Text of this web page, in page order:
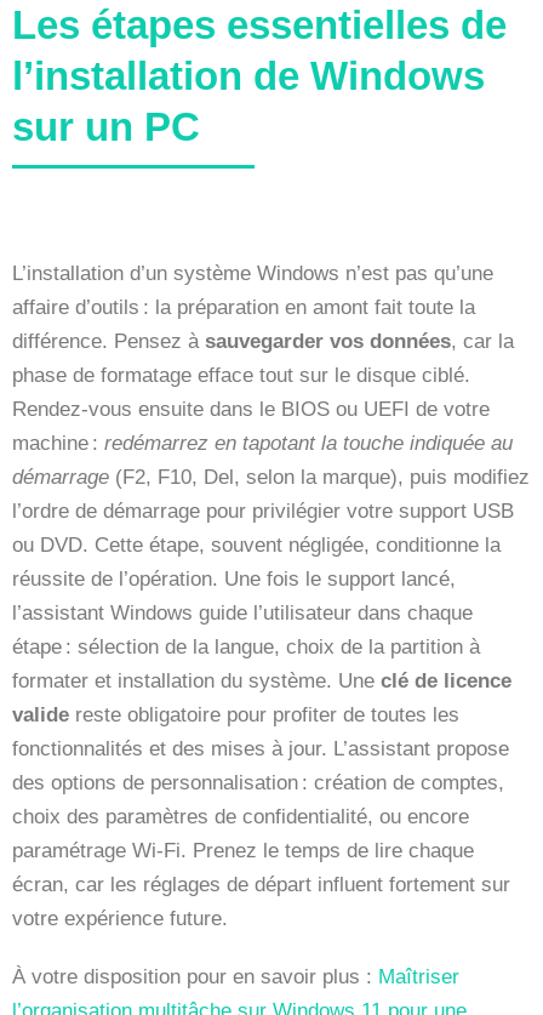
Les étapes essentielles de
l’installation de Windows
sur un PC
L’installation d’un système Windows n’est pas qu’une
affaire d’outils : la préparation en amont fait toute la
différence. Pensez à sauvegarder vos données, car la
phase de formatage efface tout sur le disque ciblé.
Rendez-vous ensuite dans le BIOS ou UEFI de votre
machine : redémarrez en tapotant la touche indiquée au
démarrage (F2, F10, Del, selon la marque), puis modifiez
l’ordre de démarrage pour privilégier votre support USB
ou DVD. Cette étape, souvent négligée, conditionne la
réussite de l’opération. Une fois le support lancé,
l’assistant Windows guide l’utilisateur dans chaque
étape : sélection de la langue, choix de la partition à
formater et installation du système. Une clé de licence
valide reste obligatoire pour profiter de toutes les
fonctionnalités et des mises à jour. L’assistant propose
des options de personnalisation : création de comptes,
choix des paramètres de confidentialité, ou encore
paramétrage Wi-Fi. Prenez le temps de lire chaque
écran, car les réglages de départ influent fortement sur
votre expérience future.
À votre disposition pour en savoir plus : Maîtriser